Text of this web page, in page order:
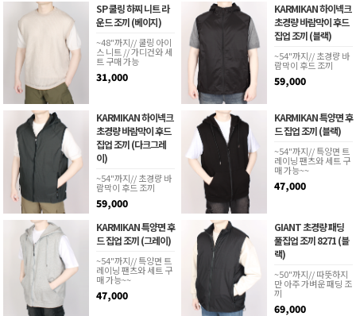
SP 쿨링 하찌 니트 라
운드 조끼 (베이지)
~48"까지// 쿨링 아이
스 니트 // 가디건와 세
트 구매 가능
31,000
KARMIKAN 하이넥크
초경량 바람막이 후드
집업 조끼 (블랙)
~54"까지// 초경량 바
람막이 후드 조끼
59,000
KARMIKAN 하이넥크
초경량 바람막이 후드
집업 조끼 (다크그레
이)
~54"까지// 초경량 바
람막이 후드 조끼
59,000
KARMIKAN 특양면 후
드 집업 조끼 (블랙)
~54"까지// 특양면 트
레이닝 팬츠와 세트 구
매 가능~~
47,000
KARMIKAN 특양면 후
드 집업 조끼 (그레이)
~54"까지// 특양면 트
레이닝 팬츠와 세트 구
매 가능~~
47,000
GIANT 초경량 패딩
풀집업 조끼 8271 (블
랙)
~50"까지// 따뜻하지
만 아주 가벼운 패딩 조
끼
69,000